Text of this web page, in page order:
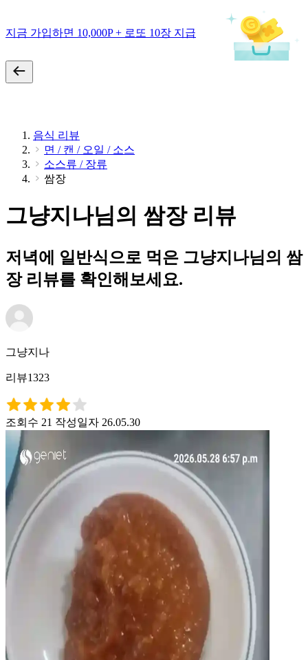
지금 가입하면 10,000P + 로또 10장 지급
음식 리뷰
면 / 캔 / 오일 / 소스
소스류 / 장류
쌈장
그냥지나님의 쌈장 리뷰
저녁에 일반식으로 먹은 그냥지나님의 쌈
장 리뷰를 확인해보세요.
그냥지나
리뷰1323
조회수 21 작성일자 26.05.30